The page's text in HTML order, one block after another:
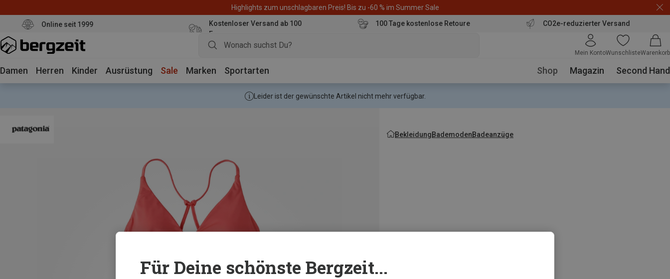
Highlights zum unschlagbaren Preis! Bis zu -60 % im Summer Sale
Online seit 1999
Kostenloser Versand ab 100
Euro
100 Tage kostenlose Retoure CO2e-reduzierter Versand
Mein KontoWunschlisteWarenkorb
Damen Herren Kinder Ausrüstung Sale Marken Sportarten Shop Magazin Second Hand
Leider ist der gewünschte Artikel nicht mehr verfügbar.
BekleidungBademodenBadeanzüge
Für Deine schönste Bergzeit...